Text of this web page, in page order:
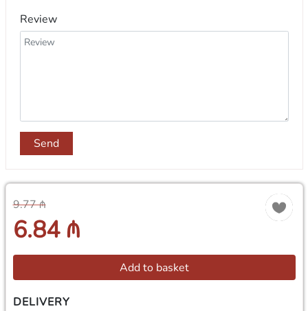
Review
Send
9.77 ₼
6.84 ₼
Add to basket
DELIVERY